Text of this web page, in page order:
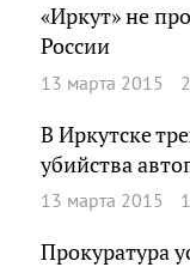
«Иркут» не
России
13 марта 2015
В Иркутске
убийства
13 марта 2015
Прокуратура